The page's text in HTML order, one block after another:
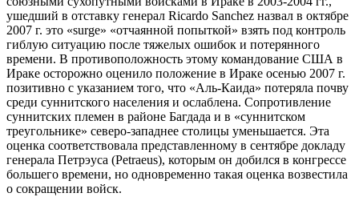
ушедший в отставку генерал Ricardo Sanchez назвал в октябре
2007 г. это «surge» «отчаянной попыткой» взять под контроль
гиблую ситуацию после тяжелых ошибок и потерянного
времени. В противоположность этому командование США в
Ираке осторожно оценило положение в Ираке осенью 2007 г.
позитивно с указанием того, что «Аль-Каида» потеряла почву
среди суннитского населения и ослаблена. Сопротивление
суннитских племен в районе Багдада и в «суннитском
треугольнике» северо-западнее столицы уменьшается. Эта
оценка соответствовала представленному в сентябре докладу
генерала Петрэуса (Petraeus), которым он добился в конгрессе
большего времени, но одновременно такая оценка возвестила
о сокращении войск.